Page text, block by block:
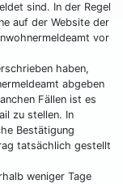
sind. In der Regel
auf der Website der
vor
haben,
abgeben
Fällen ist es
zu stellen. In
Bestätigung
tatsächlich gestellt
weniger Tage